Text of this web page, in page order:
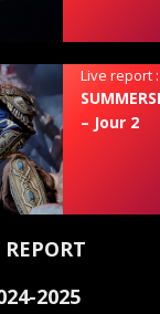
Live report :
– Jour 2
2025